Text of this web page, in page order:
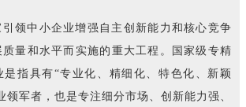
领中小企业增强自主创新能力和核心竞争
量和水平而实施的重大工程。国家级专精
是指具有“专业化、精细化、特色化、新颖
领军者，也是专注细分市场、创新能力强、